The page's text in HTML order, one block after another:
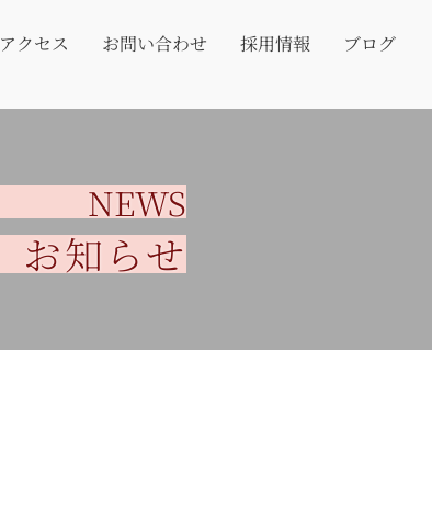
アクセス お問い合わせ 採用情報 ブログ
NEWS
お知らせ